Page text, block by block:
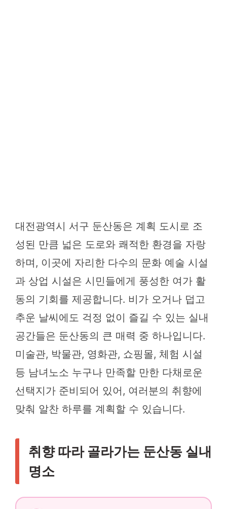
대전광역시 서구 둔산동은 계획 도시로 조
성된 만큼 넓은 도로와 쾌적한 환경을 자랑
하며, 이곳에 자리한 다수의 문화 예술 시설
과 상업 시설은 시민들에게 풍성한 여가 활
동의 기회를 제공합니다. 비가 오거나 덥고
추운 날씨에도 걱정 없이 즐길 수 있는 실내
공간들은 둔산동의 큰 매력 중 하나입니다.
미술관, 박물관, 영화관, 쇼핑몰, 체험 시설
등 남녀노소 누구나 만족할 만한 다채로운
선택지가 준비되어 있어, 여러분의 취향에
맞춰 알찬 하루를 계획할 수 있습니다.
취향 따라 골라가는 둔산동 실내
명소